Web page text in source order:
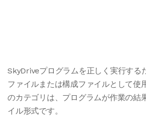
SkyDriveプログラムを正しく実行する
ファイルまたは構成ファイルとして使
のカテゴリは、プログラムが作業の結
イル形式です。